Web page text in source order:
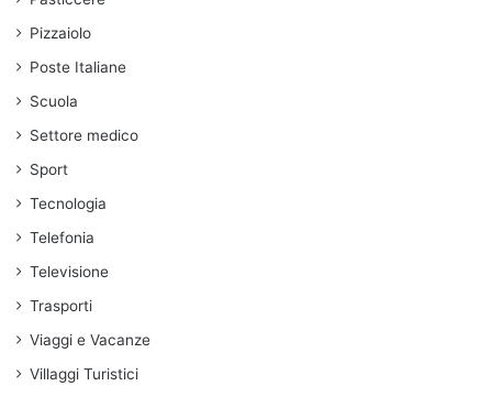
Pizzaiolo
Poste Italiane
Scuola
Settore medico
Sport
Tecnologia
Telefonia
Televisione
Trasporti
Viaggi e Vacanze
Villaggi Turistici